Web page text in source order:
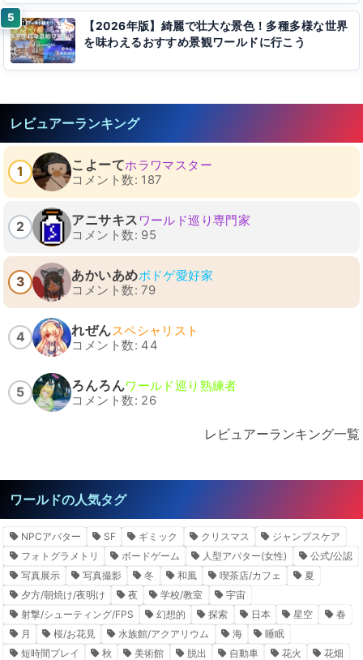
【2026年版】綺麗で壮大な景色！多種多様な世界
を味わえるおすすめ景観ワールドに行こう
レビュアーランキング
1 こよーてホラワマスター
コメント数: 187
2 アニサキス ワールド巡り専門家
コメント数: 95
3 あかいあめボドゲ愛好家
コメント数: 79
4 れぜんスペシャリスト
コメント数: 44
5 ろんろんワールド巡り熟練者
コメント数: 26
レビュアーランキング一覧
ワールドの人気タグ
NPCアバター SF ギミック クリスマス
ジャンプスケア
フォトグラメトリ
ボードゲーム 人型アバター(女性)
公式/公認
写真展示
写真撮影 冬 和風 喫茶店/カフェ
夏
夕方/朝焼け/夜明け
夜 学校/教室
宇宙
射撃/シューティング/FPS
幻想的 探索 日本 星空
春
月
桜/お花見 水族館/アクアリウム 海
睡眠
短時間プレイ
秋 美術館 脱出 自動車 花火
花畑